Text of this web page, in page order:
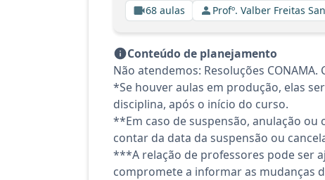
68 aulas Profº. Valber Freitas
Conteúdo de planejamento
Não atendemos: Resoluções
*Se houver aulas em produção, elas
disciplina, após o início do curso.
**Em caso de suspensão, anulação
contar da data da suspensão ou
***A relação de professores pode ser
compromete a informar as mudanças